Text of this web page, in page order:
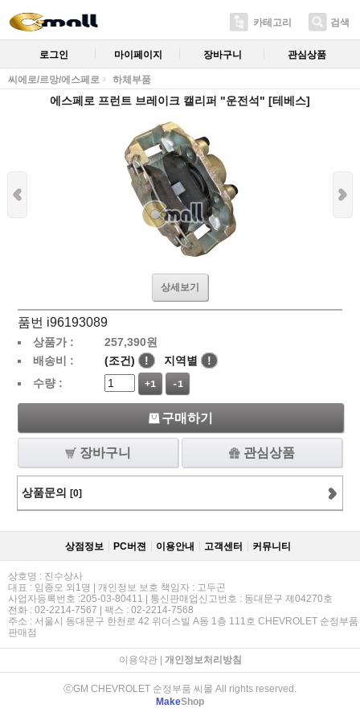
카테고리 검색
로그인 마이페이지 장바구니 관심상품
씨에로/르망/에스페로 하체부품
에스페로 프런트 브레이크 캘리퍼 "운전석" [테베스]
상세보기
품번 i96193089
상품가 : 257,390원
배송비 :
(조건) ! 지역별
!
수량 :
+1 -1
구매하기
장바구니 관심상품
상품문의 [0]
상점정보 PC버젼 이용안내 고객센터 커뮤니티
상호명 : 진수상사
대표 : 임종오 외1명 | 개인정보 보호 책임자 : 고두곤
사업자등록번호 :205-03-80411 | 통신판매업신고번호 : 동대문구 제04270호
전화 : 02-2214-7567 | 팩스 : 02-2214-7568
주소 : 서울시 동대문구 한천로 42 위더스빌 A동 1층 111호 CHEVROLET 순정부품
판매점
이용약관| 개인정보처리방침
ⓒGM CHEVROLET 순정부품 씨몰 All rights reserved.
MakeShop